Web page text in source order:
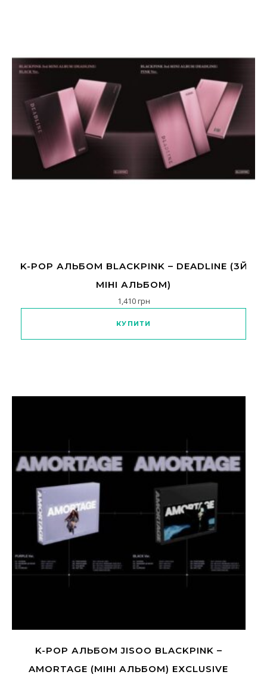
K-POP АЛЬБОМ BLACKPINK – DEADLINE (3Й
МІНІ АЛЬБОМ)
1,410грн
КУПИТИ
K-POP АЛЬБОМ JISOO BLACKPINK –
AMORTAGE (МІНІ АЛЬБОМ) EXCLUSIVE